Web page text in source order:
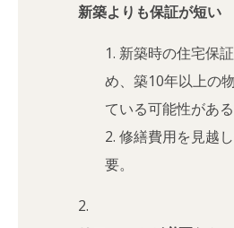
新築よりも保証が短い
新築時の住宅保
め、築10年以上の
ている可能性がある
修繕費用を見越
要。